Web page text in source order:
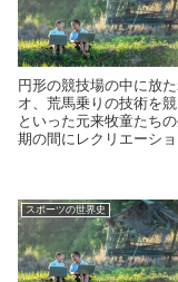
円形の競技場の中に放
オ、荒馬乗りの技術を
といった元来牧童たち
期の間にレクリエーシ
スポーツの世界史